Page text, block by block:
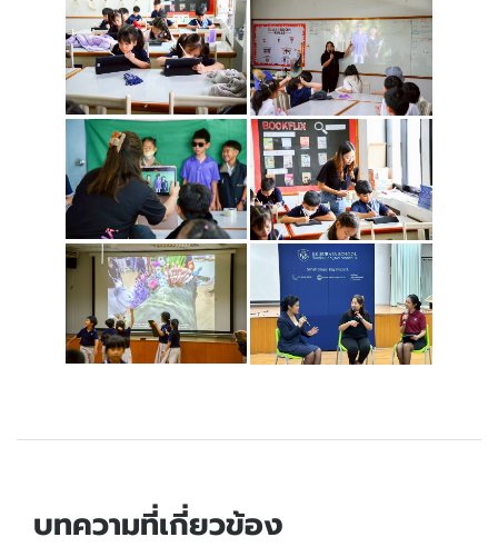
บทความที่เกี่ยวข้อง